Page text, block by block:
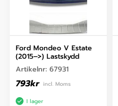
Ford Mondeo V Estate
(2015–>) Lastskydd
Artikelnr: 67931
793kr incl. Moms
I lager